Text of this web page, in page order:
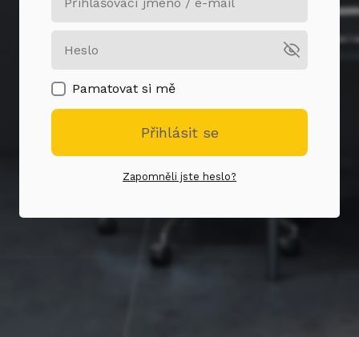
Pamatovat si mě
Přihlásit se
Zapomněli jste heslo?